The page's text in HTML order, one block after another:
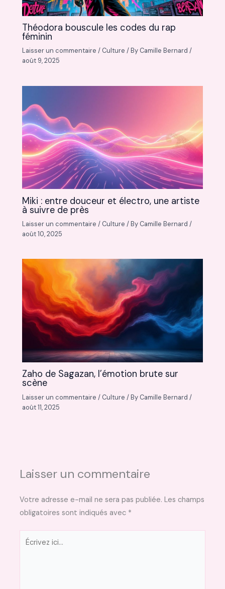
Théodora bouscule les codes du rap
féminin
Laisser un commentaire / Culture / By Camille Bernard/
août 9, 2025
Miki : entre douceur et électro, une artiste
à suivre de près
Laisser un commentaire / Culture / By Camille Bernard/
août 10, 2025
Zaho de Sagazan, l’émotion brute sur
scène
Laisser un commentaire / Culture / By Camille Bernard/
août 11, 2025
Laisser un commentaire
Votre adresse e-mail ne sera pas publiée. Les champs
obligatoires sont indiqués avec *
Écrivez